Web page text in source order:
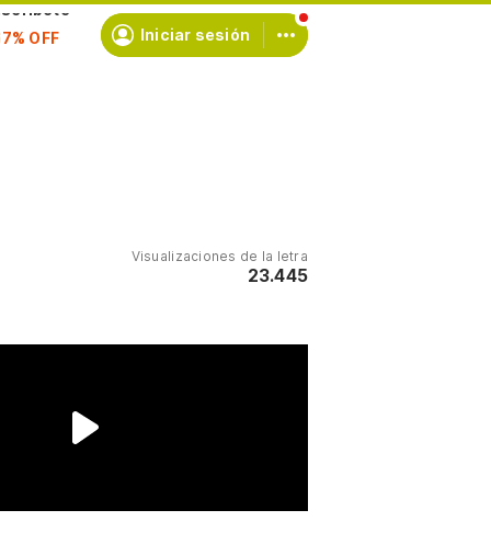
Iniciar sesión
Visualizaciones de la letra
23.445